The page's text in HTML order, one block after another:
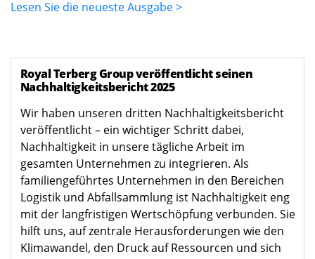
Lesen Sie die neueste Ausgabe >
Royal Terberg Group veröffentlicht seinen
Nachhaltigkeitsbericht 2025
Wir haben unseren dritten Nachhaltigkeitsbericht
veröffentlicht – ein wichtiger Schritt dabei,
Nachhaltigkeit in unsere tägliche Arbeit im
gesamten Unternehmen zu integrieren. Als
familiengeführtes Unternehmen in den Bereichen
Logistik und Abfallsammlung ist Nachhaltigkeit eng
mit der langfristigen Wertschöpfung verbunden. Sie
hilft uns, auf zentrale Herausforderungen wie den
Klimawandel, den Druck auf Ressourcen und sich